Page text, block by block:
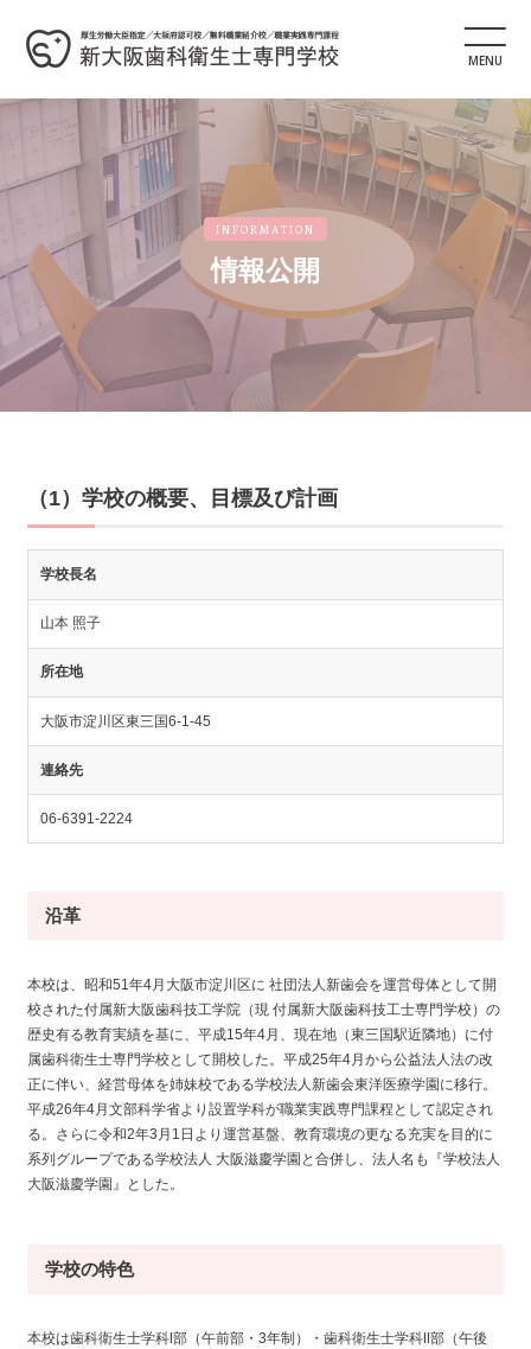
MENU
INFORMATION
情報公開
（1）学校の概要、目標及び計画
学校長名
山本 照子
所在地
大阪市淀川区東三国6-1-45
連絡先
06-6391-2224
沿革
本校は、昭和51年4月大阪市淀川区に 社団法人新歯会を運営母体として開
校された付属新大阪歯科技工学院（現 付属新大阪歯科技工士専門学校）の
歴史有る教育実績を基に、平成15年4月、現在地（東三国駅近隣地）に付
属歯科衛生士専門学校として開校した。平成25年4月から公益法人法の改
正に伴い、経営母体を姉妹校である学校法人新歯会東洋医療学園に移行。
平成26年4月文部科学省より設置学科が職業実践専門課程として認定され
る。さらに令和2年3月1日より運営基盤、教育環境の更なる充実を目的に
系列グループである学校法人 大阪滋慶学園と合併し、法人名も『学校法人
大阪滋慶学園』とした。
学校の特色
本校は歯科衛生士学科Ⅰ部（午前部・3年制）・歯科衛生士学科Ⅱ部（午後